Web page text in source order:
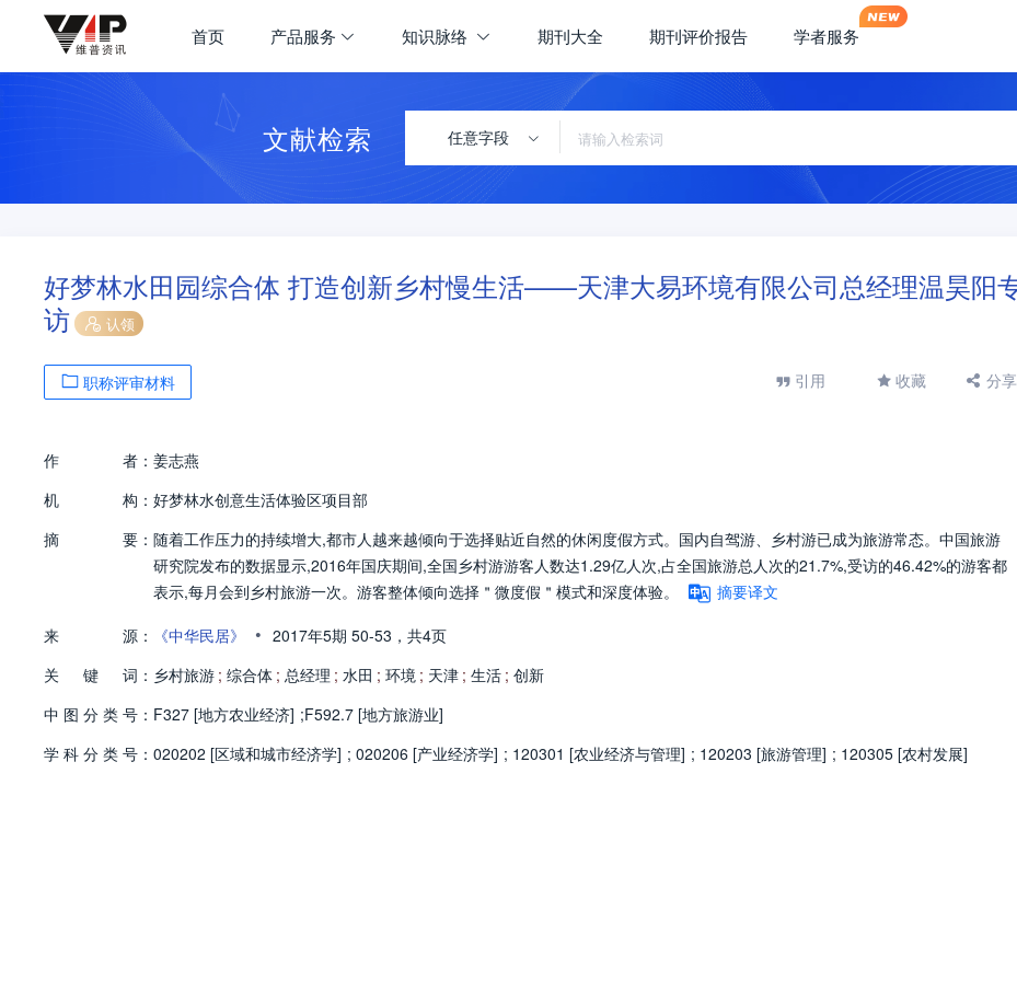
首页 产品服务 知识脉络 期刊大全 期刊评价报告 学者服务
文献检索 任意字段
好梦林水田园综合体 打造创新乡村慢生活——天津大易环境有限公司总经理温昊阳
访
认领
职称评审材料 引用 收藏 分
作 者： 姜志燕
机
构： 好梦林水创意生活体验区项目部
摘
要： 随着工作压力的持续增大,都市人越来越倾向于选择贴近自然的休闲度假方式。国内自驾游、乡村游已成为旅游常态。中国旅游
研究院发布的数据显示,2016年国庆期间,全国乡村游游客人数达1.29亿人次,占全国旅游总人次的21.7%,受访的46.42%的游客都
表示,每月会到乡村旅游一次。游客整体倾向选择＂微度假＂模式和深度体验。
摘要译文
来
源： 《中华民居》 • 2017年5期 50-53， 共4页
关
键 词： 乡村旅游 ; 综合体 ; 总经理 ; 水田 ; 环境 ; 天津 ; 生活 ; 创新
中 图 分 类 号： F327 [地方农业经济] ;F592.7 [地方旅游业]
学 科 分 类 号： 020202 [区域和城市经济学] ; 020206 [产业经济学] ; 120301 [农业经济与管理] ; 120203 [旅游管理] ; 120305 [农村发展]